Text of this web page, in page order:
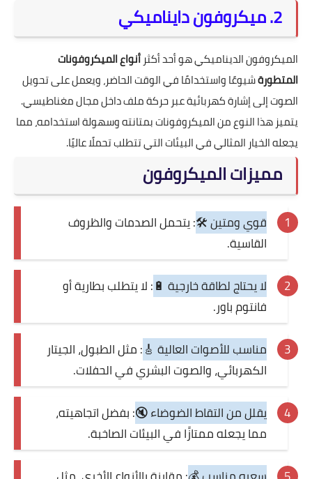
2. ميكروفون دايناميكي
الميكروفون الديناميكي هو أحد أكثر أنواع الميكروفونات
المتطورةشيوعًا واستخدامًا في الوقت الحاضر، ويعمل على تحويل
الصوت إلى إشارة كهربائية عبر حركة ملف داخل مجال مغناطيسي.
يتميز هذا النوع من الميكروفونات بمتانته وسهولة استخدامه، مما
يجعله الخيار المثالي في البيئات التي تتطلب تحملًا عاليًا.
مميزات الميكروفون
قوي ومتين 🛠️: يتحمل الصدمات والظروف
القاسية.
لا يحتاج لطاقة خارجية 🔋: لا يتطلب بطارية أو
فانتوم باور.
مناسب للأصوات العالية 🎸: مثل الطبول، الجيتار
الكهربائي، والصوت البشري في الحفلات.
يقلل من التقاط الضوضاء 🔇: بفضل اتجاهيته،
مما يجعله ممتازًا في البيئات الصاخبة.